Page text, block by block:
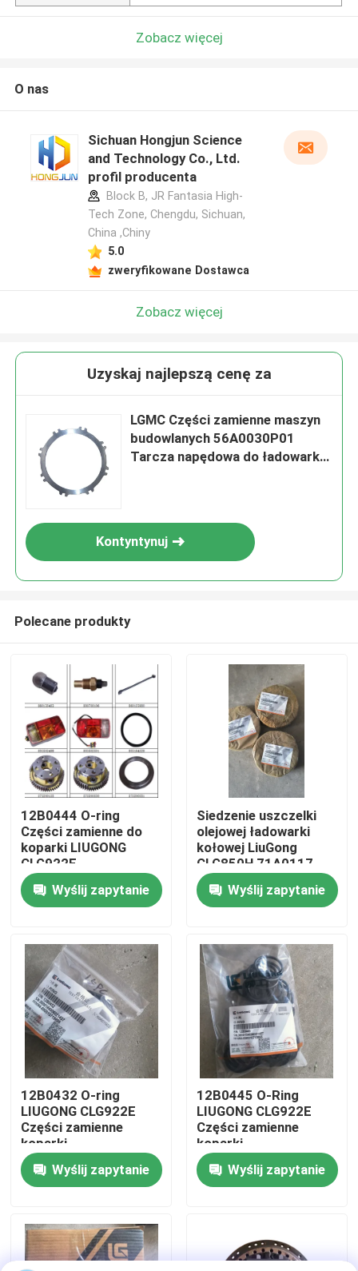
Dom
Produkty
O nas
Wycieczka po fabryce
Kontrola jakości
Skontaktuj się z nami
Aktualności
Poprosić o wycenę
Części zamienne Cuminsa
Zobacz więcej
O nas
Sichuan Hongjun Science
and Technology Co., Ltd.
profil producenta
Block B, JR Fantasia High-
Tech Zone, Chengdu, Sichuan,
China ,Chiny
5.0
zweryfikowane Dostawca
Zobacz więcej
Uzyskaj najlepszą cenę za
LGMC Części zamienne maszyn
budowlanych 56A0030P01
Tarcza napędowa do ładowarki
Kontyntynuj
Polecane produkty
12B0444 O-ring
Części zamienne do
koparki LIUGONG
CLG922E
Wyślij zapytanie
Siedzenie uszczelki
olejowej ładowarki
kołowej LiuGong
CLG850H 71A0117
Wyślij zapytanie
12B0432 O-ring
LIUGONG CLG922E
Części zamienne
koparki
Wyślij zapytanie
12B0445 O-Ring
LIUGONG CLG922E
Części zamienne
koparki
Wyślij zapytanie